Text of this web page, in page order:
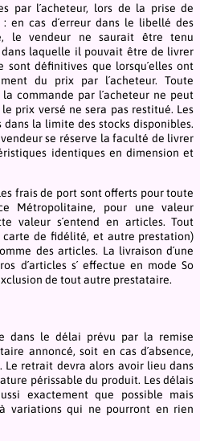
par l´acheteur, lors de la prise de
en cas d´erreur dans le libellé des
le vendeur ne saurait être tenu
dans laquelle il pouvait être de livrer
sont définitives que lorsqu´elles ont
du prix par l´acheteur. Toute
commande par l´acheteur ne peut
prix versé ne sera pas restitué. Les
la limite des stocks disponibles.
se réserve la faculté de livrer
identiques en dimension et
frais de port sont offerts pour toute
Métropolitaine, pour une valeur
valeur s´entend en articles. Tout
carte de fidélité, et autre prestation)
des articles. La livraison d´une
d´articles s´ effectue en mode So
de tout autre prestataire.
dans le délai prévu par la remise
annoncé, soit en cas d´absence,
Le retrait devra alors avoir lieu dans
périssable du produit. Les délais
exactement que possible mais
variations qui ne pourront en rien